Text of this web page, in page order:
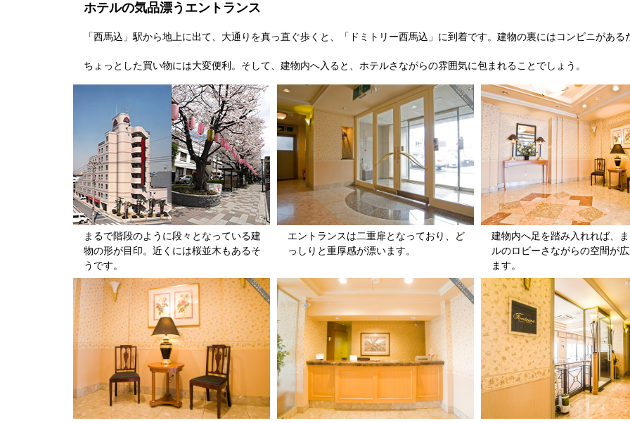
ホテルの気品漂うエントランス
「西馬込」駅から地上に出て、大通りを真っ直ぐ歩くと、「ドミトリー西馬込」に到着です。建物の裏にはコンビニがある
ちょっとした買い物には大変便利。そして、建物内へ入ると、ホテルさながらの雰囲気に包まれることでしょう。
まるで階段のように段々となっている建
物の形が目印。近くには桜並木もあるそ
うです。
エントランスは二重扉となっており、ど
っしりと重厚感が漂います。
建物内へ足を踏み入れれば、
ルのロビーさながらの空間が
ます。